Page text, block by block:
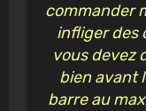
commander
infliger des
vous devez
bien avant
barre au